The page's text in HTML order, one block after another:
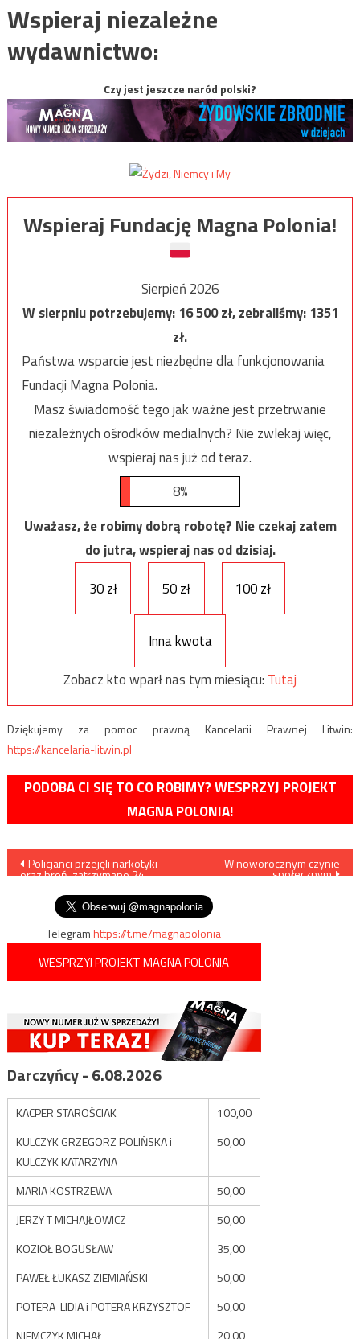
Wspieraj niezależne
wydawnictwo:
Czy jest jeszcze naród polski?
Wspieraj Fundację Magna Polonia!
Sierpień 2026
W sierpniu potrzebujemy:16 500zł, zebraliśmy:1351
zł.
Państwa wsparcie jest niezbędne dla funkcjonowania
Fundacji Magna Polonia.
Masz świadomość tego jak ważne jest przetrwanie
niezależnych ośrodków medialnych? Nie zwlekaj więc,
wspieraj nas już od teraz.
8%
Uważasz, że robimy dobrą robotę? Nie czekaj zatem
do jutra, wspieraj nas od dzisiaj.
30 zł
50 zł 100 zł
Inna kwota
Zobacz kto wparł nas tym miesiącu: Tutaj
Dziękujemy za pomoc prawną Kancelarii Prawnej Litwin:
https://kancelaria-litwin.pl
PODOBA CI SIĘ TO CO ROBIMY? WESPRZYJ PROJEKT
MAGNA POLONIA!
Nawigacja
wpisu
Policjanci przejęli narkotyki
oraz broń, zatrzymano 24
W noworocznym czynie
społecznym
Telegramhttps://t.me/magnapolonia
WESPRZYJ PROJEKT MAGNA POLONIA
Darczyńcy - 6.08.2026
KACPER STAROŚCIAK
100,00
KULCZYK GRZEGORZ POLIŃSKA i
KULCZYK KATARZYNA
50,00
MARIA KOSTRZEWA
50,00
JERZY T MICHAJŁOWICZ
50,00
KOZIOŁ BOGUSŁAW
35,00
PAWEŁ ŁUKASZ ZIEMIAŃSKI
50,00
POTERA LIDIA i POTERA KRZYSZTOF
50,00
NIEMCZYK MICHAŁ
20,00